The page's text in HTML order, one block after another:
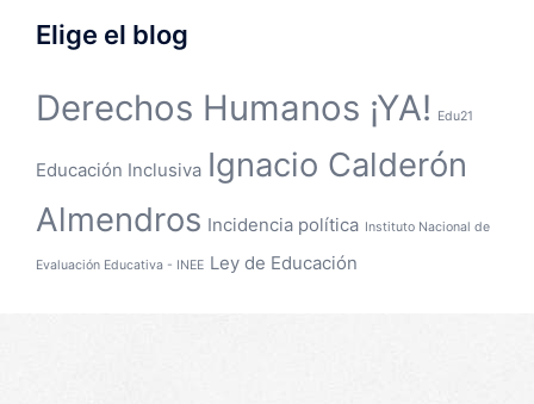
Elige el blog
Derechos Humanos ¡YA! Edu21
Educación Inclusiva Ignacio Calderón
Almendros Incidencia política Instituto Nacional de
Evaluación Educativa - INEE Ley de Educación